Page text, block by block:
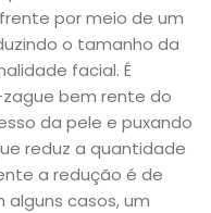
por meio de um
o tamanho da
facial. É
bem rente do
da pele e puxando
reduz a quantidade
a redução é de
casos, um